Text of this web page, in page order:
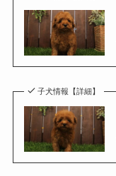
子犬情報【詳細】